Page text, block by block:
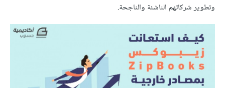
وتطوير شركاتهم الناشئة والناجحة.